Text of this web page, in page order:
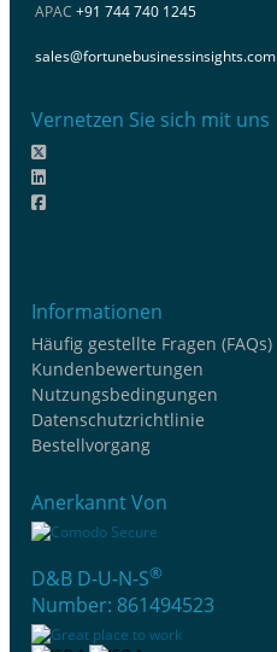
APAC +91 744 740 1245
sales@fortunebusinessinsights.com
Vernetzen Sie sich mit uns
Informationen
Häufig gestellte Fragen (FAQs)
Kundenbewertungen
Nutzungsbedingungen
Datenschutzrichtlinie
Bestellvorgang
Anerkannt Von
D&B D-U-N-S®
Number: 861494523